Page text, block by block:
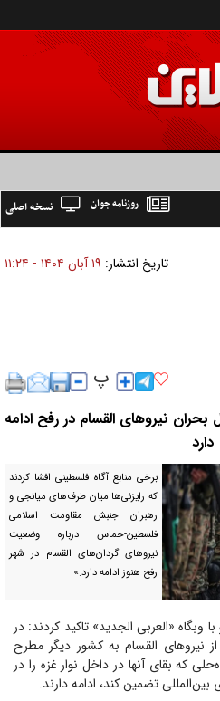
نسخه اصلی روزنامه جوان
تاریخ انتشار: ۱۹ آبان ۱۴۰۴ - ۱۱:۲۴
نیروهای القسام در رفح ادامه
دارد
برخی منابع آگاه فلسطینی افشا کردند
که رایزنی‌ها میان طرف‌های میانجی و
رهبران جنبش مقاومت اسلامی
فلسطین-حماس درباره وضعیت
نیروهای گردان‌های القسام در شهر
رفح هنوز ادامه دارد.»
وبگاه «العربی الجدید» تاکید کردند: در
نیروهای القسام به کشور دیگر مطرح
که بقای آنها در داخل نوار غزه را در
تضمین کند، ادامه دارند.